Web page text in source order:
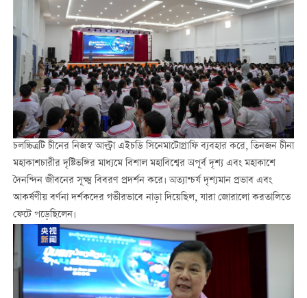
চলচ্চিত্রটি চীনের নিজস্ব আল্ট্রা এইচডি সিনেমাটোগ্রাফি ব্যবহার করে, তিনজন চীনা
মহাকাশচারীর দৃষ্টিভঙ্গির মাধ্যমে বিশাল মহাবিশ্বের অপূর্ব দৃশ্য এবং মহাকাশে
দৈনন্দিন জীবনের সূক্ষ্ম বিবরণ প্রদর্শন করে। অত্যাশ্চর্য দৃশ্যমান প্রভাব এবং
আকর্ষণীয় বর্ণনা দর্শকদের গভীরভাবে নাড়া দিয়েছিল, যারা জোরালো করতালিতে
ফেটে পড়েছিলেন।